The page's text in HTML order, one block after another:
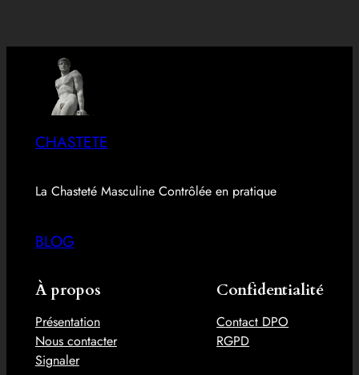
CHASTETE
La Chasteté Masculine Contrôlée en pratique
BLOG
À propos
Présentation
Nous contacter
Signaler
Confidentialité
Contact DPO
RGPD